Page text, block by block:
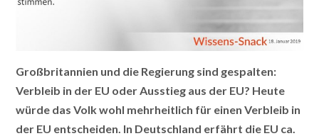
Großbritannien und die Regierung sind gespalten:
Verbleib in der EU oder Ausstieg aus der EU? Heute
würde das Volk wohl mehrheitlich für einen Verbleib in
der EU entscheiden. In Deutschland erfährt die EU ca.